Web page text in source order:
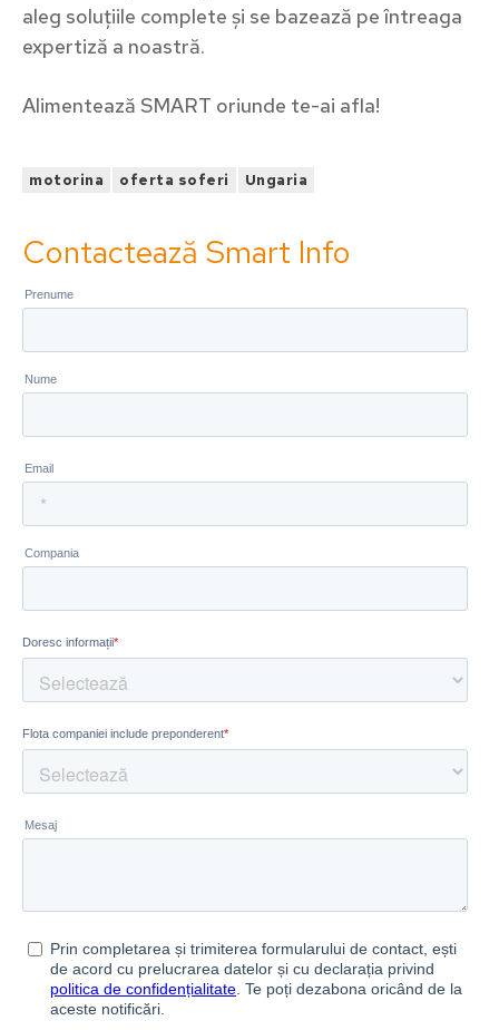
aleg soluțiile complete și se bazează pe întreaga
expertiză a noastră.
Alimentează SMART oriunde te-ai afla!
motorina oferta soferi Ungaria
Contactează Smart Info